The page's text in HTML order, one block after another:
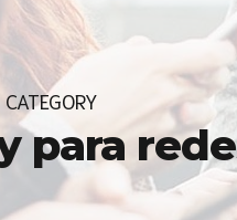
CATEGORY
para